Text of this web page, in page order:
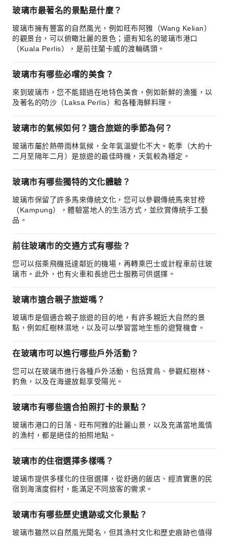
玻璃市最著名的景點是什麼？
玻璃市擁有豐富的自然風光，例如旺布阿雅（Wang Kelian）
的觀景台，可以俯瞰壯麗的景色；還有知名的玻璃市港口
（Kuala Perlis），是前往蘭卡威的渡輪碼頭。
玻璃市有哪些必嚐的美食？
來到玻璃市，您不能錯過在地特色美食，例如新鮮的漁獲，以
及著名的叻沙（Laksa Perlis）和各種海鮮料理。
玻璃市的氣候如何？適合旅遊的季節為何？
玻璃市屬於熱帶雨林氣候，全年氣溫變化不大。乾季（大約十
二月至隔年二月）是旅遊的最佳時機，天氣較為穩定。
玻璃市有哪些獨特的文化體驗？
玻璃市保留了許多馬來傳統文化，您可以參觀傳統馬來甘榜
（Kampung），體驗當地人的生活方式，並欣賞傳統手工藝
品。
前往玻璃市的交通方式有哪些？
您可以搭乘飛機抵達鄰近的機場，再轉乘巴士或計程車前往玻
璃市。此外，也有火車和長途巴士服務可供選擇。
玻璃市適合親子旅遊嗎？
玻璃市是個適合親子旅遊的目的地，有許多親近大自然的景
點，例如紅樹林濕地，以及可以學習當地生態的遊覽機會。
在玻璃市可以進行哪些戶外活動？
您可以在玻璃市進行各種戶外活動，包括賞鳥、參觀紅樹林、
釣魚，以及在海邊放鬆享受陽光。
玻璃市有哪些適合拍照打卡的景點？
玻璃市港口的日落、旺布阿雅的壯麗山景，以及充滿當地風情
的漁村，都是絕佳的拍照地點。
玻璃市的住宿選擇多樣嗎？
玻璃市提供多樣化的住宿選擇，從舒適的飯店、經濟實惠的民
宿到海濱度假村，能滿足不同旅客的需求。
玻璃市有哪些歷史遺跡或文化景點？
玻璃市雖然以自然風光聞名，但其漁村文化和歷史痕跡也值得